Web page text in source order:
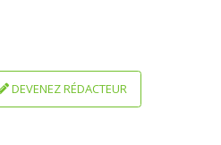
DEVENEZ RÉDACTEUR